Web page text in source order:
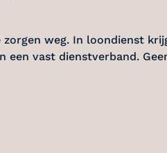
weg. In loondienst
vast dienstverband.